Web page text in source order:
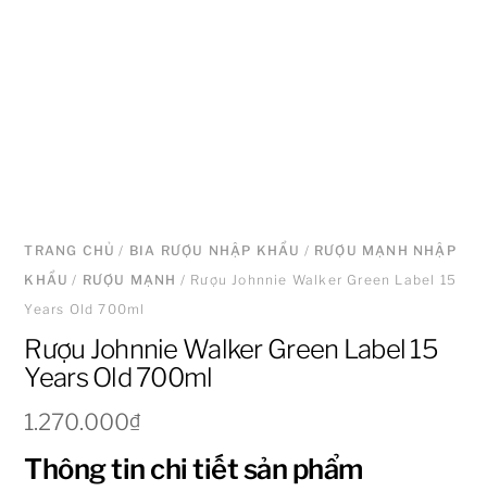
TRANG CHỦ / BIA RƯỢU NHẬP KHẨU / RƯỢU MẠNH NHẬP
KHẨU / RƯỢU MẠNH / Rượu Johnnie Walker Green Label 15
Years Old 700ml
Rượu Johnnie Walker Green Label 15
Years Old 700ml
1.270.000₫
Thông tin chi tiết sản phẩm